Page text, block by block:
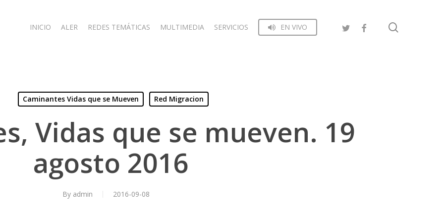
INICIO ALER REDES TEMÁTICAS MULTIMEDIA SERVICIOS EN VIVO
Caminantes Vidas que se Mueven Red Migracion
Vidas que se mueven. 19
agosto 2016
By admin 2016-09-08